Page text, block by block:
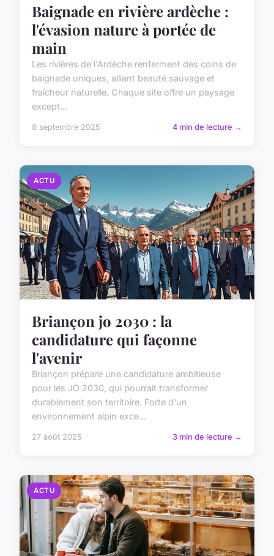
Baignade en rivière ardèche :
l'évasion nature à portée de
main
Les rivières de l'Ardèche renferment des coins de
baignade uniques, alliant beauté sauvage et
fraîcheur naturelle. Chaque site offre un paysage
except...
8 septembre 2025 4 min de lecture →
ACTU
Briançon jo 2030 : la
candidature qui façonne
l'avenir
Briançon prépare une candidature ambitieuse
pour les JO 2030, qui pourrait transformer
durablement son territoire. Forte d'un
environnement alpin exce...
27 août 2025 3 min de lecture →
ACTU